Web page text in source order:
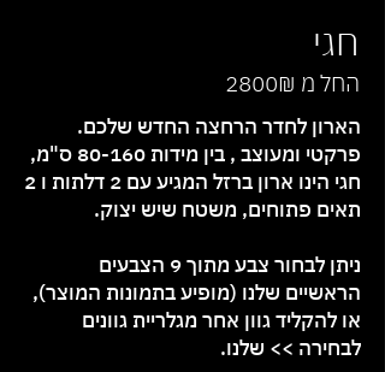
חגי
החל מ 2800₪
הארון לחדר הרחצה החדש שלכם.
פרקטי ומעוצב , בין מידות 80-160 ס"מ,
חגי הינו ארון ברזל המגיע עם 2 דלתות ו 2
תאים פתוחים, משטח שיש יצוק.
ניתן לבחור צבע מתוך 9 הצבעים
הראשיים שלנו (מופיע בתמונות המוצר),
או להקליד גוון אחר מגלריית גוונים
לבחירה >> שלנו.